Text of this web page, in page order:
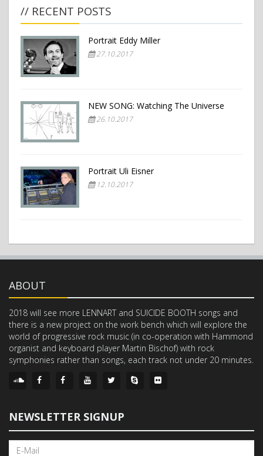
// RECENT POSTS
Portrait Eddy Miller
27.10.2017
NEW SONG: Watching The Universe
26.10.2017
Portrait Uli Eisner
12.10.2017
ABOUT
2018 will see more LENNART and SUICIDE BOOTH songs and
there is a new project on the work bench which will explore the
world of progressive rock music (in co-operation with Hammond
organist and keyboard player Martin Bischof) with rock
symphonies rather than songs, each track not under 20 minutes.
NEWSLETTER SIGNUP